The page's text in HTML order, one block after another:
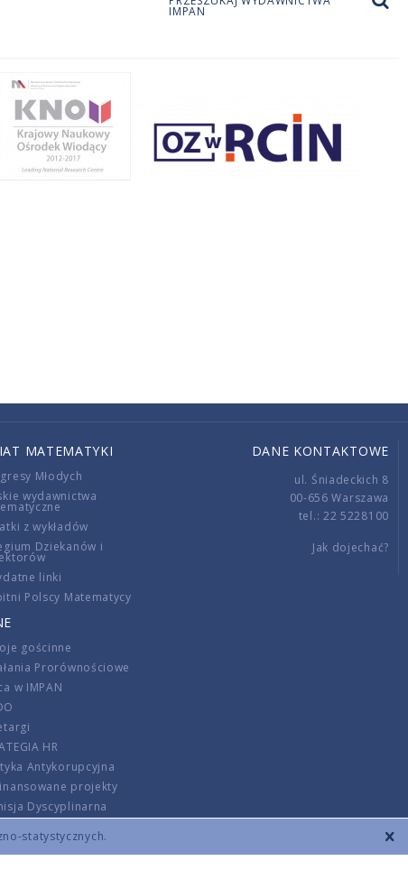
statystycznych.
IMPAN
MATEMATYKI
Młodych
wydawnictwa
z wykładów
Dziekanów i
linki
Polscy Matematycy
gościnne
Prorównościowe
w IMPAN
HR
Antykorupcyjna
projekty
Dyscyplinarna
opłat
DANE KONTAKTOWE
ul. Śniadeckich 8
00-656 Warszawa
tel.: 22 5228100
Jak dojechać?